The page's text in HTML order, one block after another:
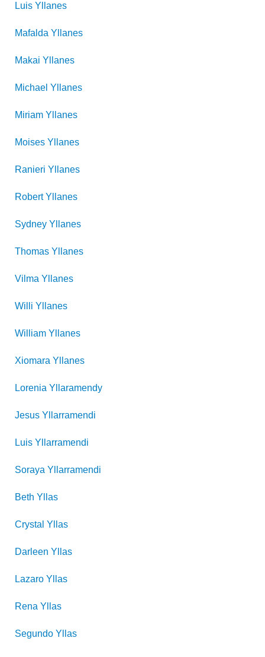
Luis Yllanes
Mafalda Yllanes
Makai Yllanes
Michael Yllanes
Miriam Yllanes
Moises Yllanes
Ranieri Yllanes
Robert Yllanes
Sydney Yllanes
Thomas Yllanes
Vilma Yllanes
Willi Yllanes
William Yllanes
Xiomara Yllanes
Lorenia Yllaramendy
Jesus Yllarramendi
Luis Yllarramendi
Soraya Yllarramendi
Beth Yllas
Crystal Yllas
Darleen Yllas
Lazaro Yllas
Rena Yllas
Segundo Yllas